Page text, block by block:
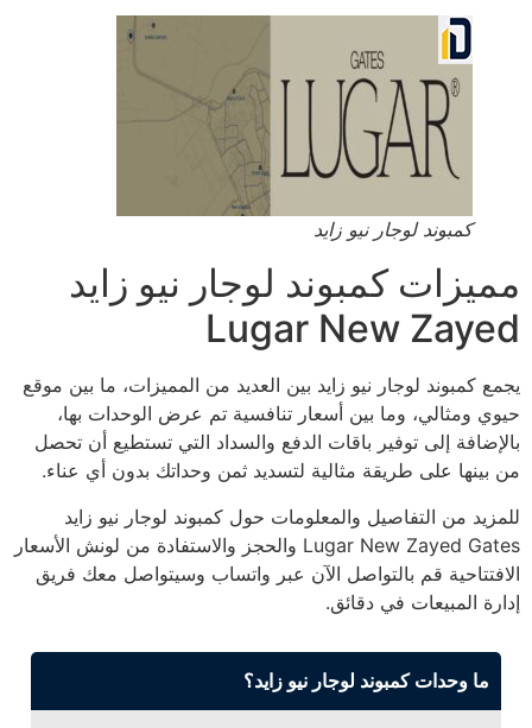
كمبوند لوجار نيو زايد
مميزات كمبوند لوجار نيو زايد
Lugar New Zayed
يجمع كمبوند لوجار نيو زايد بين العديد من المميزات، ما بين موقع
حيوي ومثالي، وما بين أسعار تنافسية تم عرض الوحدات بها،
بالإضافة إلى توفير باقات الدفع والسداد التي تستطيع أن تحصل
من بينها على طريقة مثالية لتسديد ثمن وحداتك بدون أي عناء.
للمزيد من التفاصيل والمعلومات حول كمبوند لوجار نيو زايد
Lugar New Zayed Gates والحجز والاستفادة من لونش الأسعار
الافتتاحية قم بالتواصل الآن عبر واتساب وسيتواصل معك فريق
إدارة المبيعات في دقائق.
ما وحدات كمبوند لوجار نيو زايد؟